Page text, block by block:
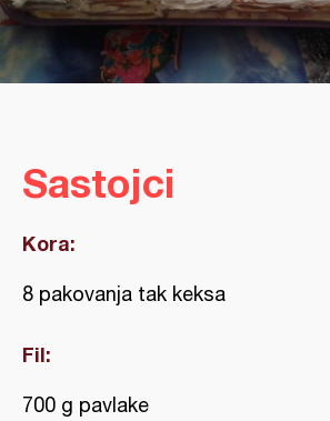
Sastojci
Kora:
8 pakovanja tak keksa
Fil:
700 g pavlake